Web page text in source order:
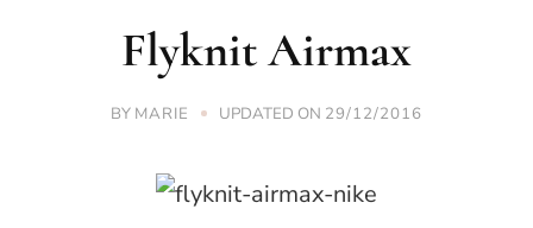
Flyknit Airmax
BY MARIE UPDATED ON 29/12/2016